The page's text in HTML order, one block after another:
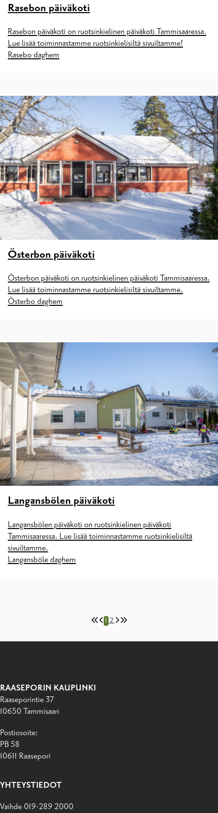
Rasebon päiväkoti
Rasebon päiväkoti on ruotsinkielinen päiväkoti Tammisaaressa.
Lue lisää toiminnastamme ruotsinkielisiltä sivuiltamme!
Rasebo daghem
Österbon päiväkoti
Österbon päiväkoti on ruotsinkielinen päiväkoti Tammisaaressa.
Lue lisää toiminnastamme ruotsinkielisiltä sivuiltamme.
Österbo daghem
Langansbölen päiväkoti
Langansbölen päiväkoti on ruotsinkielinen päiväkoti
Tammisaaressa. Lue lisää toiminnastamme ruotsinkielisiltä
sivuiltamme.
Langansböle daghem
12
RAASEPORIN KAUPUNKI
Raaseporintie 37
10650 Tammisaari
Postiosoite:
PB 58
10611 Raasepori
YHTEYSTIEDOT
Vaihde 019-289 2000